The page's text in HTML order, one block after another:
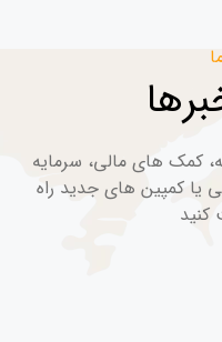
کمک های مالی، سرمایه
یا کمپین های جدید راه
کنید